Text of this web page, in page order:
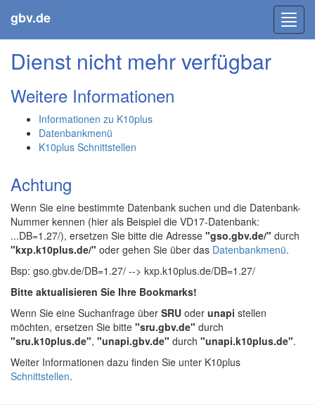
gbv.de
Dienst nicht mehr verfügbar
Weitere Informationen
Informationen zu K10plus
Datenbankmenü
K10plus Schnittstellen
Achtung
Wenn Sie eine bestimmte Datenbank suchen und die Datenbank-
Nummer kennen (hier als Beispiel die VD17-Datenbank:
...DB=1.27/), ersetzen Sie bitte die Adresse "gso.gbv.de/" durch
"kxp.k10plus.de/" oder gehen Sie über das Datenbankmenü.
Bsp: gso.gbv.de/DB=1.27/ --> kxp.k10plus.de/DB=1.27/
Bitte aktualisieren Sie Ihre Bookmarks!
Wenn Sie eine Suchanfrage über SRU oder unapi stellen
möchten, ersetzen Sie bitte "sru.gbv.de" durch
"sru.k10plus.de", "unapi.gbv.de" durch "unapi.k10plus.de".
Weiter Informationen dazu finden Sie unter K10plus
Schnittstellen.